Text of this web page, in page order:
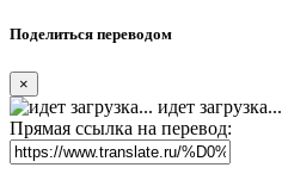
Поделиться переводом
×
идет загрузка...
Прямая ссылка на перевод: